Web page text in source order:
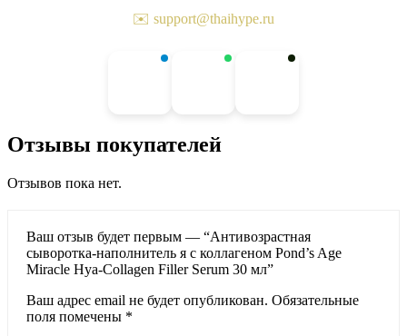
✉️ support@thaihype.ru
Отзывы покупателей
Отзывов пока нет.
Ваш отзыв будет первым — “Антивозрастная
сыворотка-наполнитель я с коллагеном Pond’s Age
Miracle Hya-Collagen Filler Serum 30 мл”
Ваш адрес email не будет опубликован. Обязательные
поля помечены *